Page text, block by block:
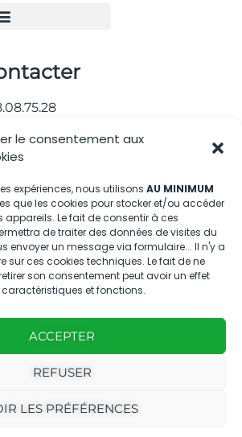
le consentement aux
expériences, nous utilisons AU MINIMUM
que les cookies pour stocker et/ou accéder
Le fait de consentir à ces
de traiter des données de visites du
envoyer un message via formulaire... Il n'y a
sur ces cookies techniques. Le fait de ne
son consentement peut avoir un effet
et fonctions.
ACCEPTER
REFUSER
LES PRÉFÉRENCES
Mentions